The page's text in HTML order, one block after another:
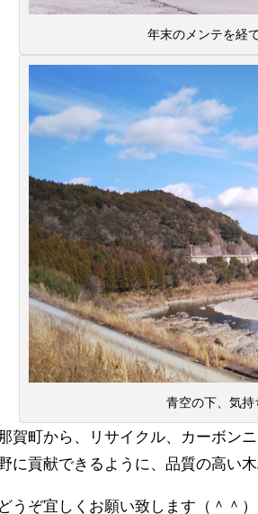
年末のメンテを経
青空の下、気
賀町から、リサイクル、カーボン
に貢献できるように、品質の高い
うぞ宜しくお願い致します（＾＾）